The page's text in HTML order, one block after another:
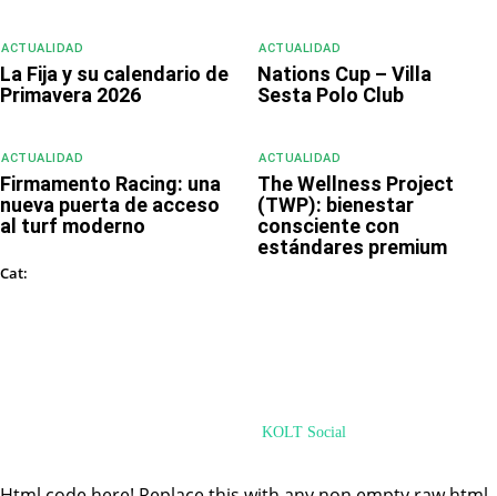
ACTUALIDAD
La Fija y su calendario de
Primavera 2026
ACTUALIDAD
Nations Cup – Villa
Sesta Polo Club
ACTUALIDAD
Firmamento Racing: una
nueva puerta de acceso
al turf moderno
ACTUALIDAD
The Wellness Project
(TWP): bienestar
consciente con
estándares premium
Cat:
KOLT Social